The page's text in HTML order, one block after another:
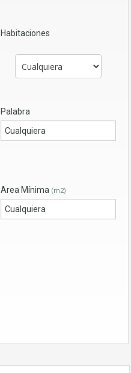
Habitaciones
Palabra
Area Mínima (m2)